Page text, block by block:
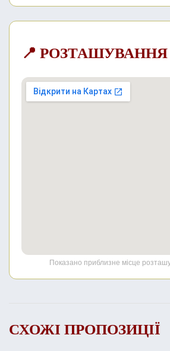
📍 РОЗТАШУВАННЯ
Показано приблизне місце
СХОЖІ ПРОПОЗИЦІЇ